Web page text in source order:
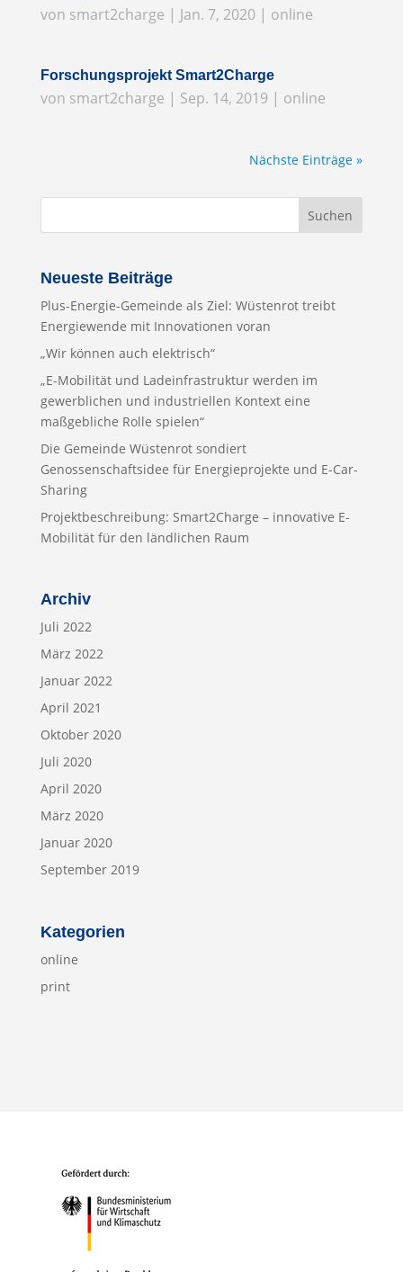
von smart2charge | Jan. 7, 2020| online
Forschungsprojekt Smart2Charge
von smart2charge | Sep. 14, 2019 | online
Nächste Einträge »
Neueste Beiträge
Plus-Energie-Gemeinde als Ziel: Wüstenrot treibt
Energiewende mit Innovationen voran
„Wir können auch elektrisch“
„E-Mobilität und Ladeinfrastruktur werden im
gewerblichen und industriellen Kontext eine
maßgebliche Rolle spielen“
Die Gemeinde Wüstenrot sondiert
Genossenschaftsidee für Energieprojekte und E-Car-
Sharing
Projektbeschreibung: Smart2Charge – innovative E-
Mobilität für den ländlichen Raum
Archiv
Juli 2022
März 2022
Januar 2022
April 2021
Oktober 2020
Juli 2020
April 2020
März 2020
Januar 2020
September 2019
Kategorien
online
print